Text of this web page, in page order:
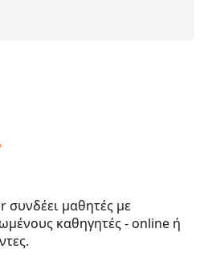
συνδέει μαθητές με
καθηγητές - online ή